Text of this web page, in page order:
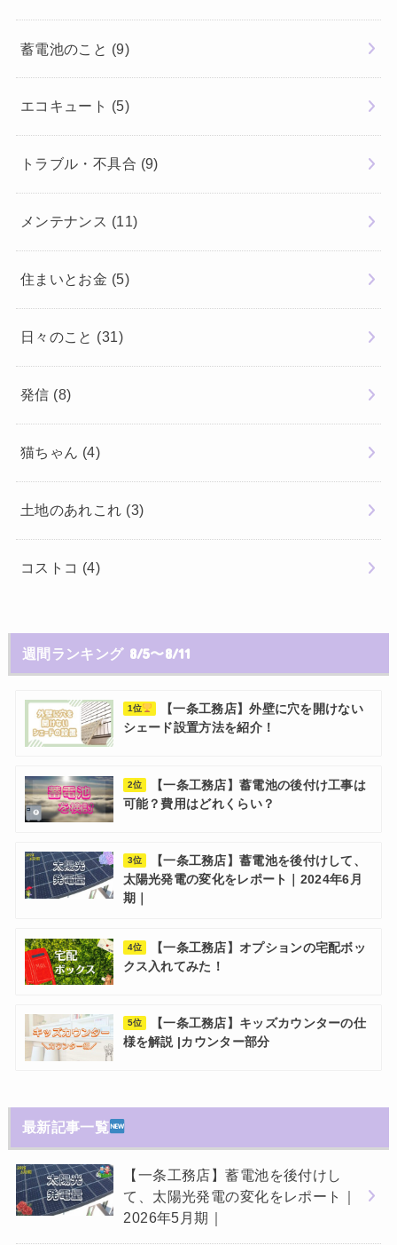
蓄電池のこと (9)
エコキュート (5)
トラブル・不具合 (9)
メンテナンス (11)
住まいとお金 (5)
日々のこと (31)
発信 (8)
猫ちゃん (4)
土地のあれこれ (3)
コストコ (4)
週間ランキング 8/5〜8/11
1位
【一条工務店】外壁に穴を開けない
シェード設置方法を紹介！
2位
【一条工務店】蓄電池の後付け工事は
可能？費用はどれくらい？
3位
【一条工務店】蓄電池を後付けして、
太陽光発電の変化をレポート｜2024年6月
期｜
4位
【一条工務店】オプションの宅配ボッ
クス入れてみた！
5位
【一条工務店】キッズカウンターの仕
様を解説 |カウンター部分
最新記事一覧
【一条工務店】蓄電池を後付けし
て、太陽光発電の変化をレポート｜
2026年5月期｜